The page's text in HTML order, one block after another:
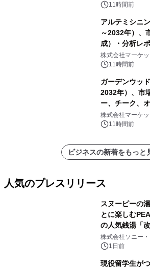
他）・分析レ
11時間前
アルテミシニ
～2032年）、
成）・分析レ
株式会社マーケ
11時間前
ガーデンウッ
2032年）、市
ー、チーク、
レポートを発表
株式会社マーケ
11時間前
ビジネスの新着をもっと
人気のプレスリリース
スヌーピーの
とに楽しむ
の人気銭湯「
ラボレーショ
ボグッズも発売
株式会社ソニー
1日前
現役留学生が